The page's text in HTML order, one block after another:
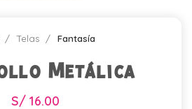
Telas Fantasía
Metálica
S/16.00